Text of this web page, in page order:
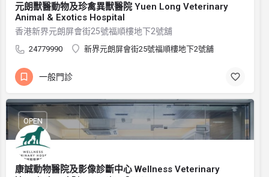
元朗獸醫動物及珍禽異獸醫院 Yuen Long Veterinary
Animal & Exotics Hospital
香港新界元朗屏會街25號福順樓地下2號舖
24779990 新界元朗屏會街25號福順樓地下2號舖
一般門診
康誠動物醫院及影像診斷中心 Wellness Veterinary
OPEN